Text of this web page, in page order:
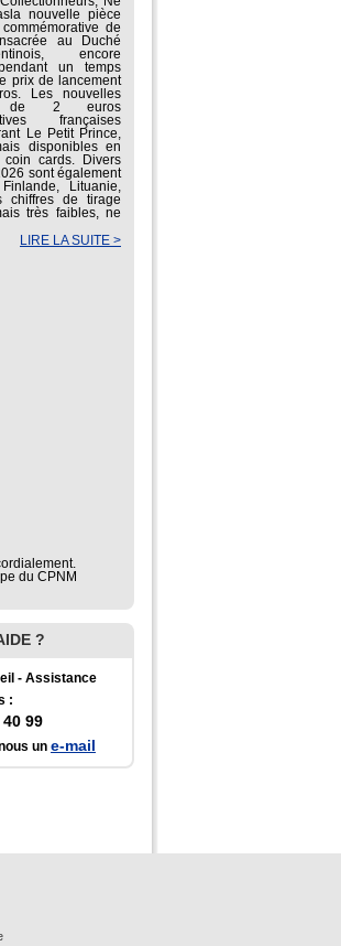
nouvelle pièce
de
au Duché
encore
un temps
prix de lancement
Les nouvelles
de 2 euros
françaises
Le Petit Prince,
disponibles en
cards. Divers
sont également
Lituanie,
chiffres de tirage
très faibles, ne
LIRE LA SUITE >
du CPNM
?
- Assistance
:
40 99
un e-mail